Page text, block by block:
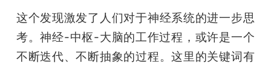
这个发现激发了人们对于神经系统的进一步思
考。神经-中枢-大脑的工作过程，或许是一个
不断迭代、不断抽象的过程。这里的关键词有